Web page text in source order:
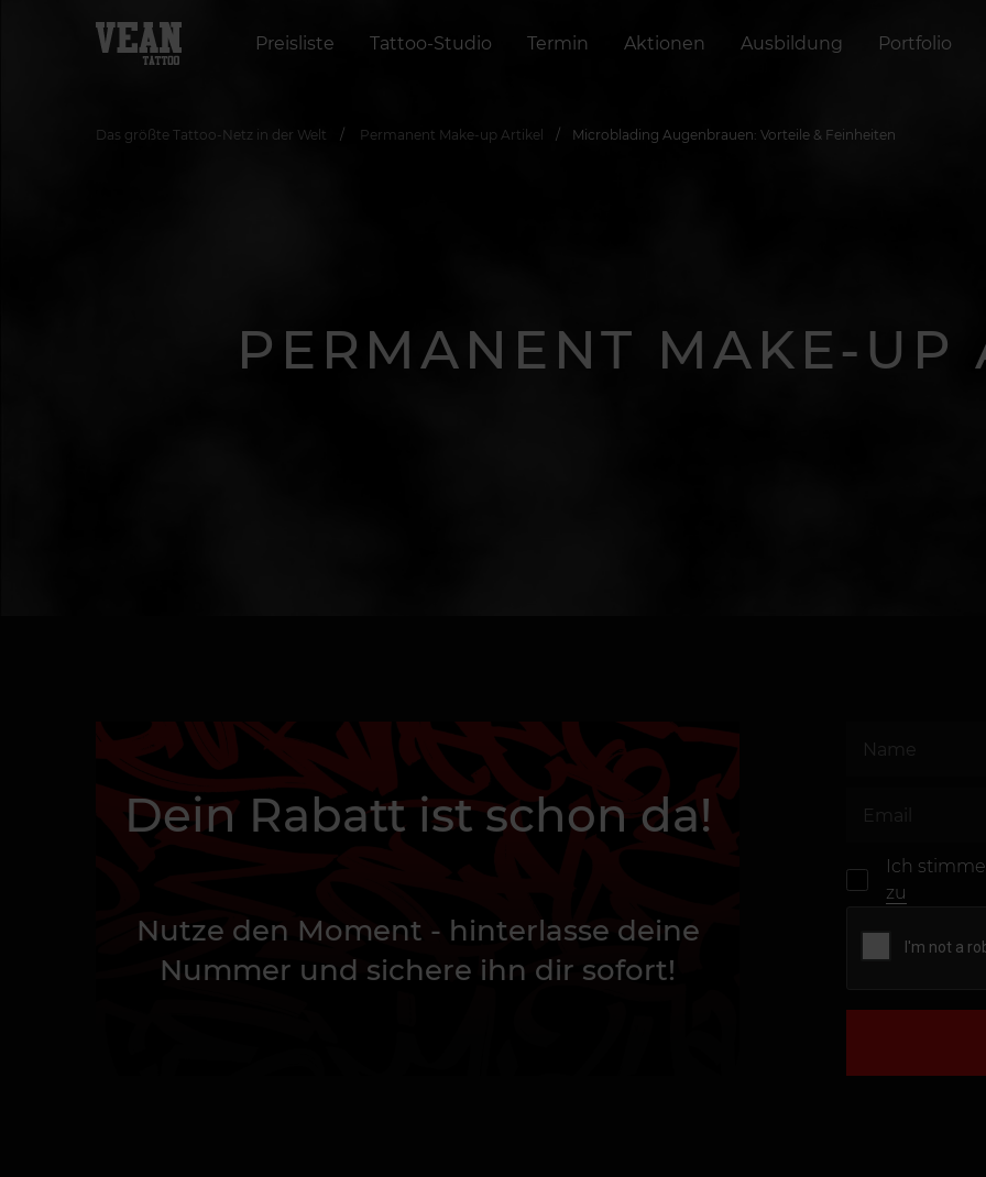
Preisliste Tattoo-Studio Termin Aktionen Ausbildung Portfolio
Das größte Tattoo-Netz in der Welt Permanent Make-up Artikel Microblading Augenbrauen: Vorteile & Feinheiten
PERMANENT MAKE-UP
Dein Rabatt ist schon da!
Nutze den Moment - hinterlasse deine
Nummer und sichere ihn dir sofort!
Ich
zu